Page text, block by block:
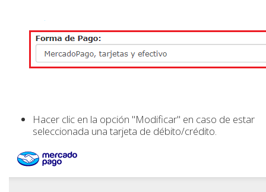
Hacer clic en la opción "Modificar" en caso de estar
seleccionada una tarjeta de débito/crédito.